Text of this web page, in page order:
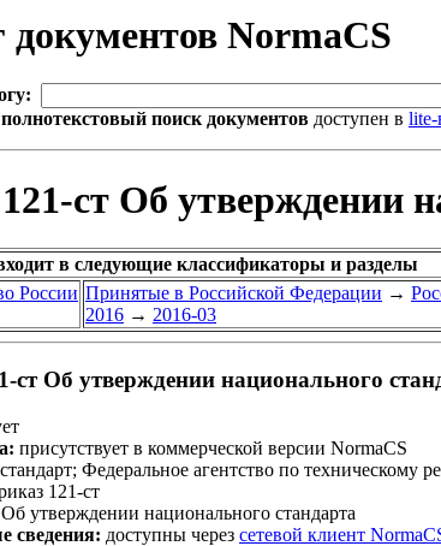
документов NormaCS
поиск документов доступен в lite-
ст Об утверждении
в следующие классификаторы и разделы
России Принятые в Российской Федерации →
2016 → 2016-03
ст Об утверждении национального
присутствует в коммерческой версии NormaCS
Федеральное агентство по техническому
121-ст
Об утверждении национального стандарта
сведения: доступны через сетевой клиент